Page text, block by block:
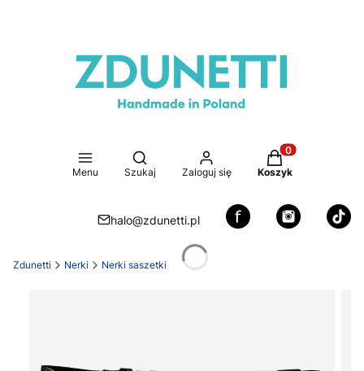
Menu
Otwórz wyszukiwarkę
Szukaj Zaloguj się
Produkty w
Koszyk
halo@zdunetti.pl
Zdunetti Nerki Nerki saszetki